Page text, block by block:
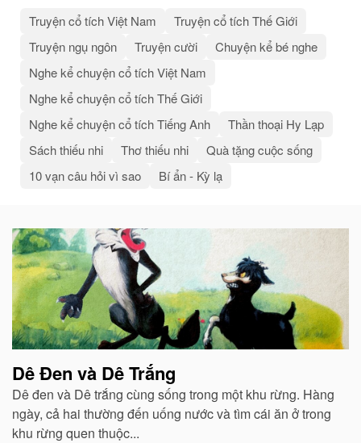
Truyện cổ tích Việt Nam
Truyện cổ tích Thế Giới
Truyện ngụ ngôn
Truyện cười
Chuyện kể bé nghe
Nghe kể chuyện cổ tích Việt Nam
Nghe kể chuyện cổ tích Thế Giới
Nghe kể chuyện cổ tích Tiếng Anh
Thần thoại Hy Lạp
Sách thiếu nhi
Thơ thiếu nhi
Quà tặng cuộc sống
10 vạn câu hỏi vì sao
Bí ẩn - Kỳ lạ
Bài
viết
liên
quan
Dê Đen và Dê Trắng
Dê đen và Dê trắng cùng sống trong một khu rừng. Hàng
ngày, cả hai thường đến uống nước và tìm cái ăn ở trong
khu rừng quen thuộc...